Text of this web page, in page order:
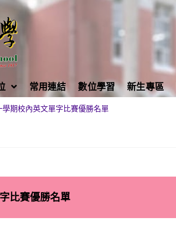
常用連結 數位學習 新生專區
期校內英文單字比賽優勝名單
比賽優勝名單